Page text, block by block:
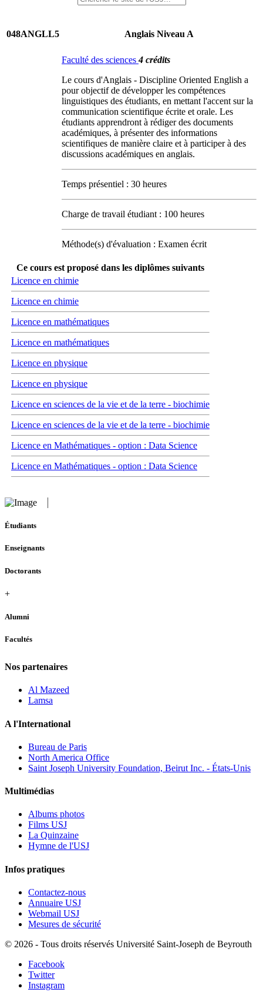
048ANGLL5 Anglais Niveau A
Faculté des sciences4 crédits
Le cours d'Anglais - Discipline Oriented English a
pour objectif de développer les compétences
linguistiques des étudiants, en mettant l'accent sur la
communication scientifique écrite et orale. Les
étudiants apprendront à rédiger des documents
académiques, à présenter des informations
scientifiques de manière claire et à participer à des
discussions académiques en anglais.
Temps présentiel : 30 heures
Charge de travail étudiant : 100 heures
Méthode(s) d'évaluation : Examen écrit
Ce cours est proposé dans les diplômes suivants
Licence en chimie
Licence en chimie
Licence en mathématiques
Licence en mathématiques
Licence en physique
Licence en physique
Licence en sciences de la vie et de la terre - biochimie
Licence en sciences de la vie et de la terre - biochimie
Licence en Mathématiques - option : Data Science
Licence en Mathématiques - option : Data Science
Étudiants
Enseignants
Doctorants
+
Alumni
Facultés
Nos partenaires
Al Mazeed
Lamsa
A l'International
Bureau de Paris
North America Office
Saint Joseph University Foundation, Beirut Inc. - États-Unis
Multimédias
Albums photos
Films USJ
La Quinzaine
Hymne de l'USJ
Infos pratiques
Contactez-nous
Annuaire USJ
Webmail USJ
Mesures de sécurité
© 2026 - Tous droits réservés Université Saint-Joseph de Beyrouth
Facebook
Twitter
Instagram